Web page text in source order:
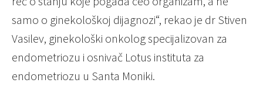
samo o ginekološkoj dijagnozi“, rekao je dr Stiven
Vasilev, ginekološki onkolog specijalizovan za
endometriozu i osnivač Lotus instituta za
endometriozu u Santa Moniki.